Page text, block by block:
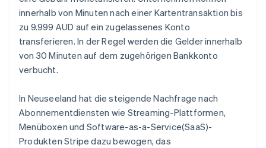
innerhalb von Minuten nach einer Kartentransaktion bis
zu 9.999 AUD auf ein zugelassenes Konto
transferieren. In der Regel werden die Gelder innerhalb
von 30 Minuten auf dem zugehörigen Bankkonto
verbucht.
In Neuseeland hat die steigende Nachfrage nach
Abonnementdiensten wie Streaming-Plattformen,
Menüboxen und Software-as-a-Service(SaaS)-
Produkten Stripe dazu bewogen, das
Estland
English
Festlandchina
简体中文English
Finnland
English
FrançaisEnglish
Gibraltar
English
Griechenland
English